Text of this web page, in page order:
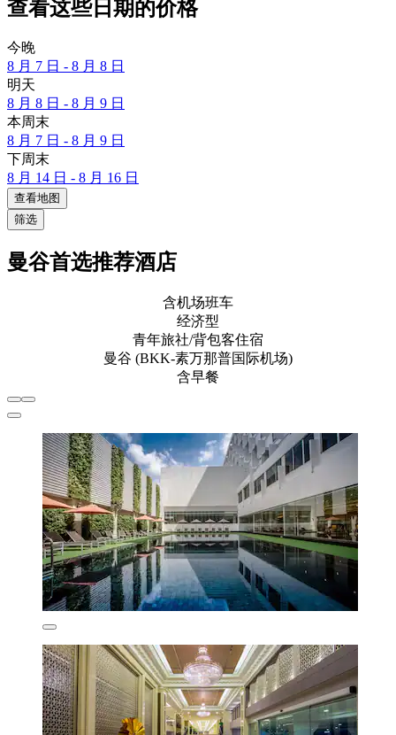
查看这些日期的价格
今晚
8 月 7 日 - 8 月 8 日
明天
8 月 8 日 - 8 月 9 日
本周末
8 月 7 日 - 8 月 9 日
下周末
8 月 14 日 - 8 月 16 日
查看地图
筛选
曼谷首选推荐酒店
含机场班车
经济型
青年旅社/背包客住宿
曼谷 (BKK-素万那普国际机场)
含早餐